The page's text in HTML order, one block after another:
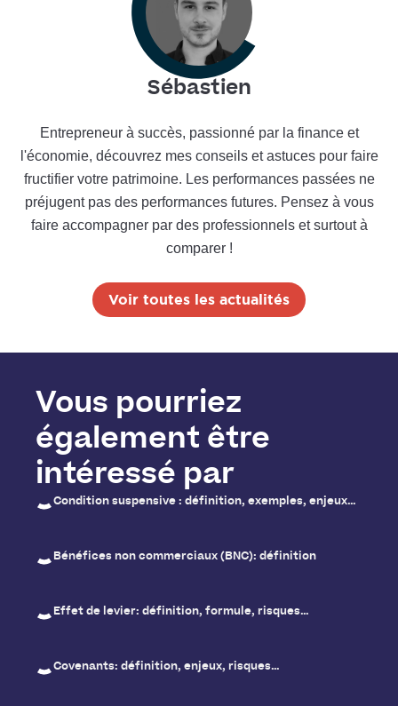
Sébastien
Entrepreneur à succès, passionné par la finance et
l'économie, découvrez mes conseils et astuces pour faire
fructifier votre patrimoine. Les performances passées ne
préjugent pas des performances futures. Pensez à vous
faire accompagner par des professionnels et surtout à
comparer !
Voir toutes les actualités
Vous pourriez
également être
intéressé par
Condition suspensive : définition, exemples, enjeux…
Bénéfices non commerciaux (BNC): définition
Effet de levier: définition, formule, risques…
Covenants: définition, enjeux, risques…